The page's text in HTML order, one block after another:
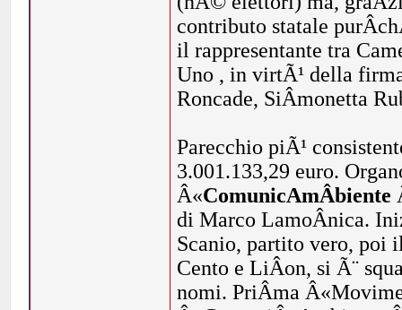
contributo statale
il rappresentante tra
Uno , in virtÃ¹ della
Roncade, SiÂ­monetta
Parecchio piÃ¹
3.001.133,29 euro.
Â«ComunicAmÂ­biente
di Marco LamoÂ­nica.
Scanio, partito vero, poi
Cento e LiÂ­on, si Ã¨
nomi. PriÂ­ma